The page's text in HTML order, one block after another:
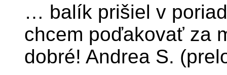
… balík prišiel v
chcem poďakovať za
dobré! Andrea S.